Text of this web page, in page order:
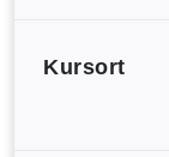
Kursort